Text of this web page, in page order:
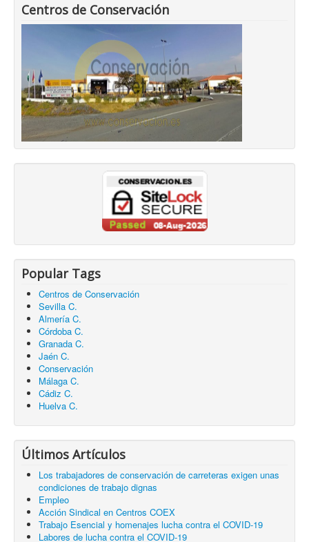
Centros de Conservación
Popular Tags
Centros de Conservación
Sevilla C.
Almería C.
Córdoba C.
Granada C.
Jaén C.
Conservación
Málaga C.
Cádiz C.
Huelva C.
Últimos Artículos
Los trabajadores de conservación de carreteras exigen unas
condiciones de trabajo dignas
Empleo
Acción Sindical en Centros COEX
Trabajo Esencial y homenajes lucha contra el COVID-19
Labores de lucha contra el COVID-19